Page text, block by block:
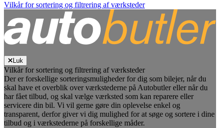
Vilkår for sortering og filtrering af værksteder
Luk
Vilkår for sortering og filtrering af værksteder
Der er forskellige sorteringsmuligheder for dig som bilejer, når du
skal have et overblik over værkstederne på Autobutler eller når du
har fået tilbud, og skal vælge værksted som kan reparere eller
servicere din bil. Vi vil gerne gøre din oplevelse enkel og
transparent, derfor giver vi dig mulighed for at søge og sortere i dine
tilbud og i værkstederne på forskellige måder.